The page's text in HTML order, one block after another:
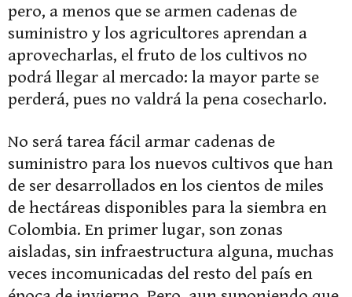
pero, a menos que se armen cadenas de
suministro y los agricultores aprendan a
aprovecharlas, el fruto de los cultivos no
podrá llegar al mercado: la mayor parte se
perderá, pues no valdrá la pena cosecharlo.
No será tarea fácil armar cadenas de
suministro para los nuevos cultivos que han
de ser desarrollados en los cientos de miles
de hectáreas disponibles para la siembra en
Colombia. En primer lugar, son zonas
aisladas, sin infraestructura alguna, muchas
veces incomunicadas del resto del país en